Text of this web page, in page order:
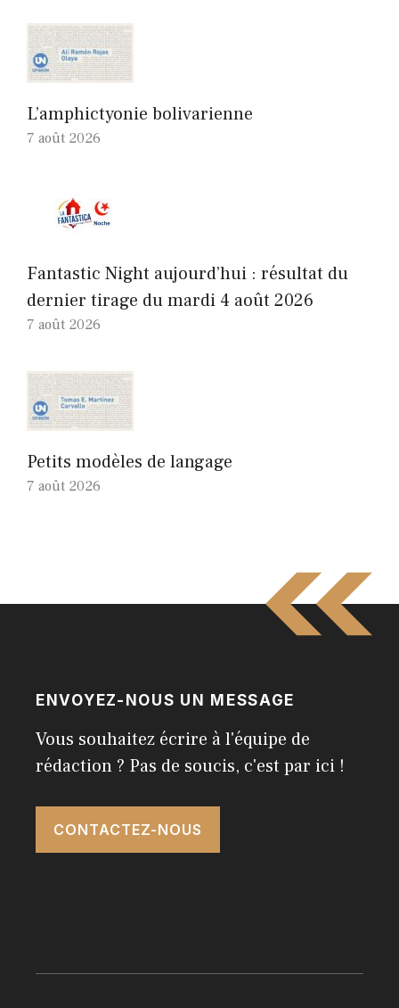
L’amphictyonie bolivarienne
7 août 2026
Fantastic Night aujourd’hui : résultat du
dernier tirage du mardi 4 août 2026
7 août 2026
Petits modèles de langage
7 août 2026
ENVOYEZ-NOUS UN MESSAGE
Vous souhaitez écrire à l'équipe de
rédaction ? Pas de soucis, c'est par ici !
CONTACTEZ-NOUS